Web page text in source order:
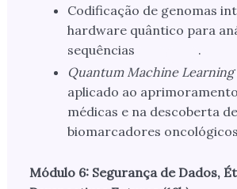
Codificação de genomas
hardware quântico para
sequências
.
Quantum Machine Learning
aplicado ao
médicas e na descoberta de
biomarcadores oncológicos
Módulo 6: Segurança de Dados,